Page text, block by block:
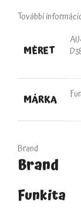
További
MÉRET
MÁRKA
Brand
Brand
Funkita